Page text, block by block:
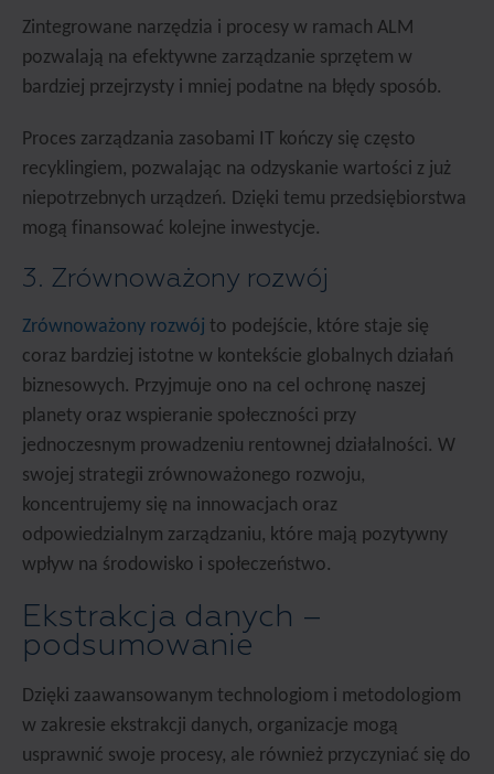
Zintegrowane narzędzia i procesy w ramach ALM
pozwalają na efektywne zarządzanie sprzętem w
bardziej przejrzysty i mniej podatne na błędy sposób.
Proces zarządzania zasobami IT kończy się często
recyklingiem, pozwalając na odzyskanie wartości z już
niepotrzebnych urządzeń. Dzięki temu przedsiębiorstwa
mogą finansować kolejne inwestycje.
3. Zrównoważony rozwój
Zrównoważony rozwój to podejście, które staje się
coraz bardziej istotne w kontekście globalnych działań
biznesowych. Przyjmuje ono na cel ochronę naszej
planety oraz wspieranie społeczności przy
jednoczesnym prowadzeniu rentownej działalności. W
swojej strategii zrównoważonego rozwoju,
koncentrujemy się na innowacjach oraz
odpowiedzialnym zarządzaniu, które mają pozytywny
wpływ na środowisko i społeczeństwo.
Ekstrakcja danych –
podsumowanie
Dzięki zaawansowanym technologiom i metodologiom
w zakresie ekstrakcji danych, organizacje mogą
usprawnić swoje procesy, ale również przyczyniać się do